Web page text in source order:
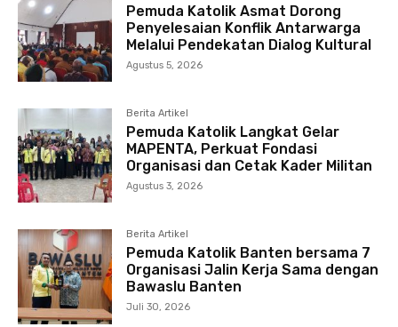
Pemuda Katolik Asmat Dorong
Penyelesaian Konflik Antarwarga
Melalui Pendekatan Dialog Kultural
Agustus 5, 2026
Berita Artikel
Pemuda Katolik Langkat Gelar
MAPENTA, Perkuat Fondasi
Organisasi dan Cetak Kader Militan
Agustus 3, 2026
Berita Artikel
Pemuda Katolik Banten bersama 7
Organisasi Jalin Kerja Sama dengan
Bawaslu Banten
Juli 30, 2026